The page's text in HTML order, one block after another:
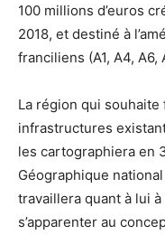
100 millions d’euros
2018, et destiné à
franciliens (A1, A4, A6,
La région qui souhaite
infrastructures
les cartographiera en
Géographique
travaillera quant à lui
s’apparenter au